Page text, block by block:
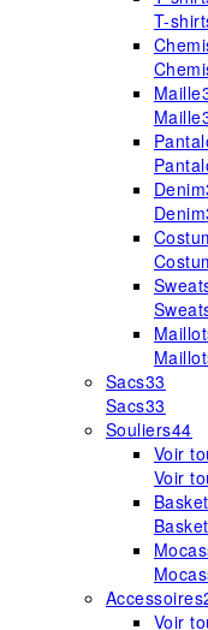
T-
Maille
Maille
Denim
Denim
Sacs33
Sacs33
Souliers44
Voir
Voir
Accessoires
Voir